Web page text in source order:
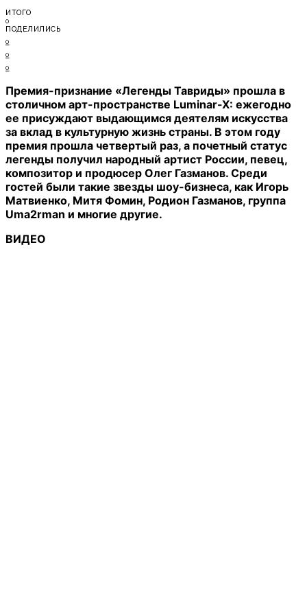
ИТОГО
0
ПОДЕЛИЛИСЬ
0
0
0
Премия-признание «Легенды Тавриды» прошла в
столичном арт-пространстве Luminar-X: ежегодно
ее присуждают выдающимся деятелям искусства
за вклад в культурную жизнь страны. В этом году
премия прошла четвертый раз, а почетный статус
легенды получил народный артист России, певец,
композитор и продюсер Олег Газманов. Среди
гостей были такие звезды шоу-бизнеса, как Игорь
Матвиенко, Митя Фомин, Родион Газманов, группа
Uma2rman и многие другие.
ВИДЕО